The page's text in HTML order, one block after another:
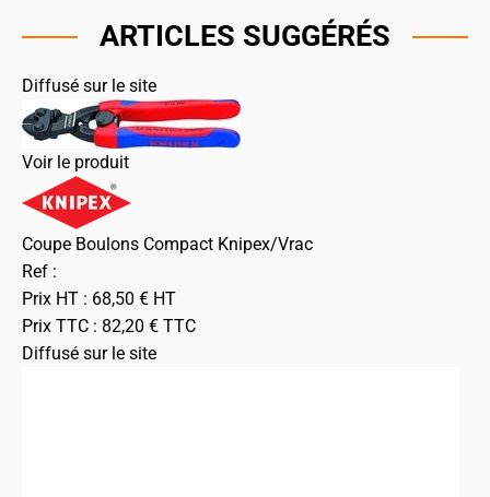
ARTICLES SUGGÉRÉS
Diffusé sur le site
Voir le produit
Coupe Boulons Compact Knipex/Vrac
Ref :
Prix HT : 68,50 € HT
Prix TTC : 82,20 € TTC
Diffusé sur le site